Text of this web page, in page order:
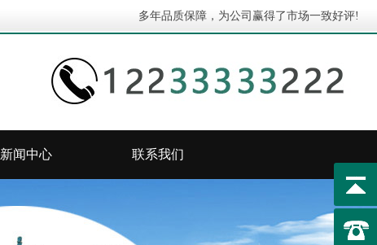
多年品质保障，为公司赢得了市场一致好评!
新闻中心 联系我们